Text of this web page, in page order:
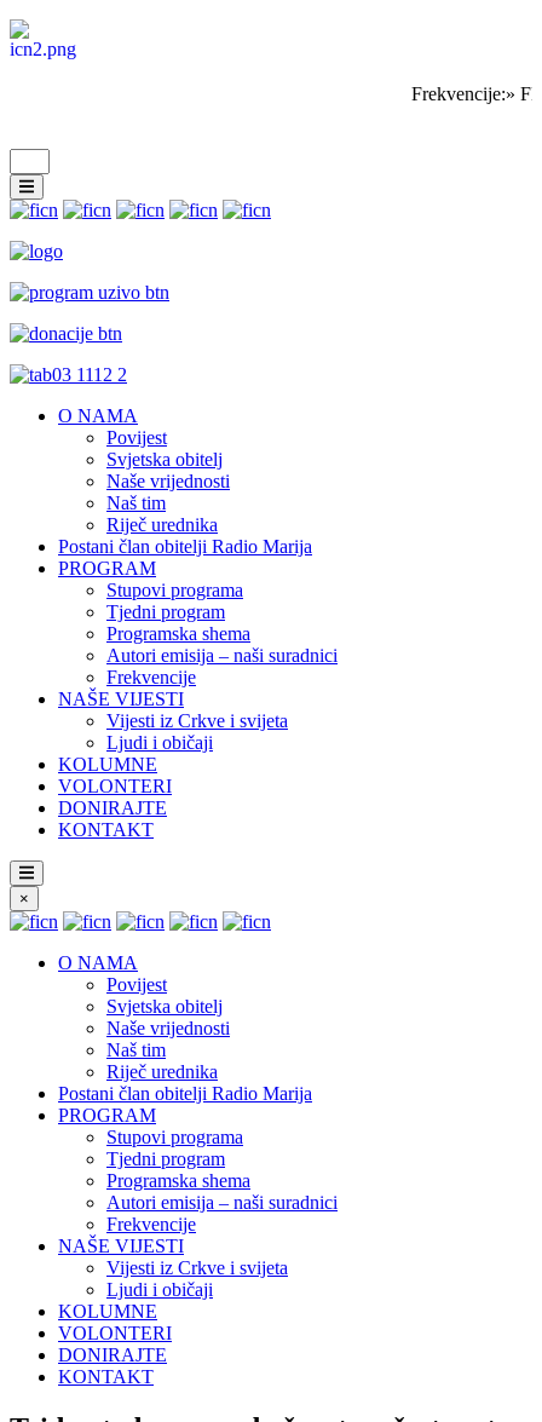
Frekvencije:»
O NAMA
Povijest
Svjetska obitelj
Naše vrijednosti
Naš tim
Riječ urednika
Postani član obitelji Radio Marija
PROGRAM
Stupovi programa
Tjedni program
Programska shema
Autori emisija – naši suradnici
Frekvencije
NAŠE VIJESTI
Vijesti iz Crkve i svijeta
Ljudi i običaji
KOLUMNE
VOLONTERI
DONIRAJTE
KONTAKT
×
O NAMA
Povijest
Svjetska obitelj
Naše vrijednosti
Naš tim
Riječ urednika
Postani član obitelji Radio Marija
PROGRAM
Stupovi programa
Tjedni program
Programska shema
Autori emisija – naši suradnici
Frekvencije
NAŠE VIJESTI
Vijesti iz Crkve i svijeta
Ljudi i običaji
KOLUMNE
VOLONTERI
DONIRAJTE
KONTAKT